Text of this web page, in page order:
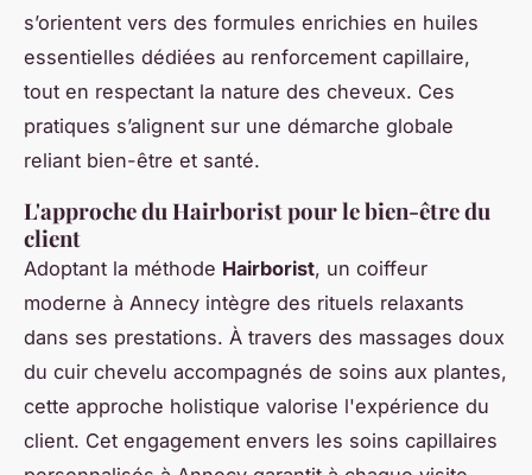
s’orientent vers des formules enrichies en huiles
essentielles dédiées au renforcement capillaire,
tout en respectant la nature des cheveux. Ces
pratiques s’alignent sur une démarche globale
reliant bien-être et santé.
L'approche du Hairborist pour le bien-être du
client
Adoptant la méthode Hairborist, un coiffeur
moderne à Annecy intègre des rituels relaxants
dans ses prestations. À travers des massages doux
du cuir chevelu accompagnés de soins aux plantes,
cette approche holistique valorise l'expérience du
client. Cet engagement envers les soins capillaires